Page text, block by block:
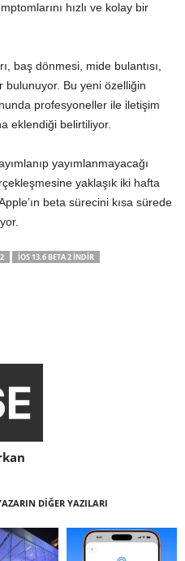
hızlı ve kolay bir
baş dönmesi, mide bulantısı,
bulunuyor. Bu yeni özelliğin
profesyoneller ile iletişim
eklendiği belirtiliyor.
yayımlanmayacağı
yaklaşık iki hafta
beta sürecini kısa sürede
IOS 13.6 BETA 2 INDIR
DİĞER YAZILARI